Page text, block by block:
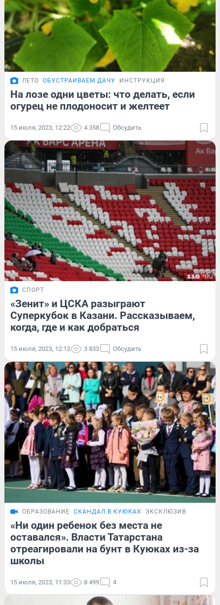
ЛЕТО ОБУСТРАИВАЕМ ДАЧУ ИНСТРУКЦИЯ
На лозе одни цветы: что делать, если
огурец не плодоносит и желтеет
15 июля, 2023, 12:22 4 358 Обсудить
СПОРТ
«Зенит» и ЦСКА разыграют
Суперкубок в Казани. Рассказываем,
когда, где и как добраться
15 июля, 2023, 12:12 3 833 Обсудить
ОБРАЗОВАНИЕ СКАНДАЛ В КУЮКАХ ЭКСКЛЮЗИВ
«Ни один ребенок без места не
оставался». Власти Татарстана
отреагировали на бунт в Куюках из-за
школы
15 июля, 2023, 11:33 8 499 4